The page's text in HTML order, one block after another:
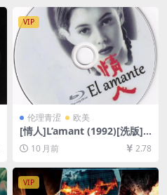
VIP
伦理青涩 欧美
[情人]L’amant (1992)[洗版]
[百度网盘+夸克网盘+迅雷云
盘资源1080P超清未删减][MP
4/9.6GB][中英字幕]【视频文
件+防和谐压缩包（含解压密
码）】
10 月前 2.78
VIP